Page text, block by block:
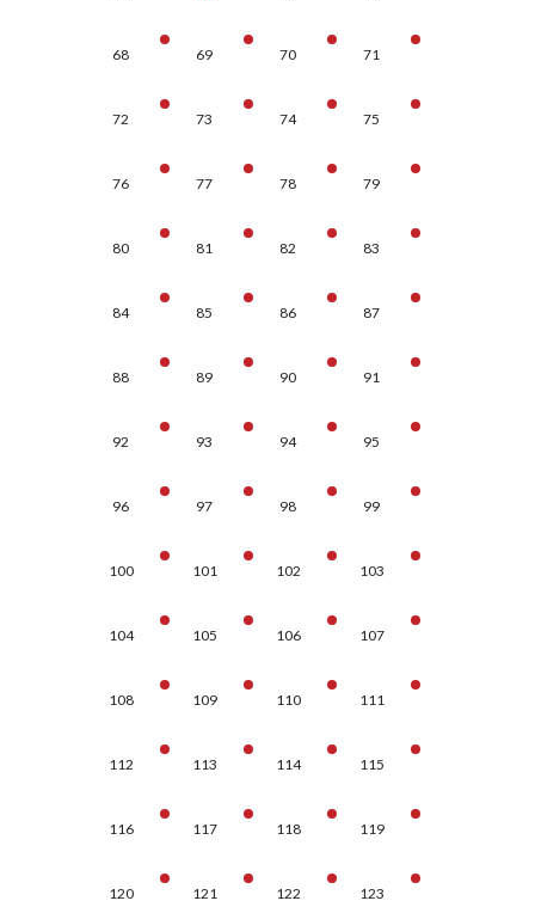
68 69 70 71
72 73 74 75
76 77 78 79
80 81 82 83
84 85 86 87
88 89 90 91
92 93 94 95
96 97 98 99
100 101 102 103
104 105 106 107
108 109 110 111
112 113 114 115
116 117 118 119
120 121 122 123